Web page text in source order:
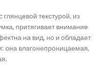
текстурой, из
притягивает внимание
на вид, но и обладает
она влагонепроницаемая,